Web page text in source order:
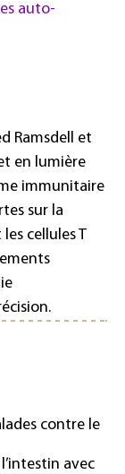
auto-
Ramsdell et
en lumière
immunitaire
sur la
cellules T
contre le
avec